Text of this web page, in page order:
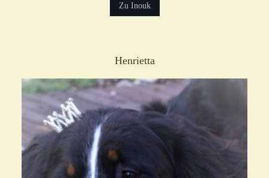
Zu Inouk
Henrietta